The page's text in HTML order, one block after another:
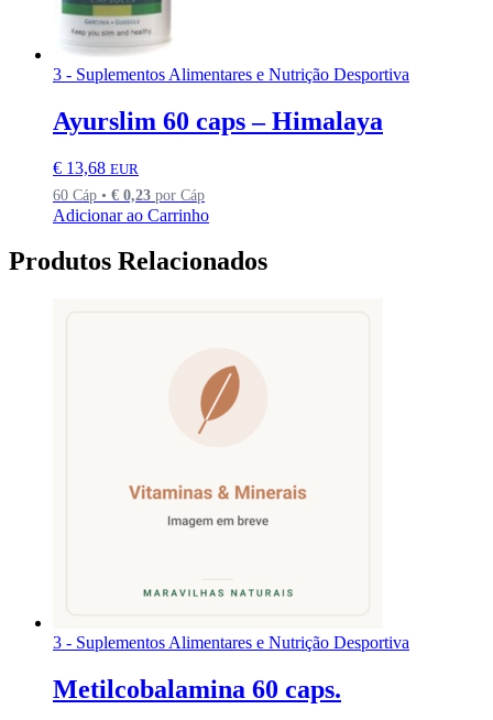
3 - Suplementos Alimentares e Nutrição Desportiva
Ayurslim 60 caps – Himalaya
€ 13,68 EUR
60 Cáp • € 0,23 por Cáp
Adicionar ao Carrinho
Produtos Relacionados
3 - Suplementos Alimentares e Nutrição Desportiva
Metilcobalamina 60 caps.